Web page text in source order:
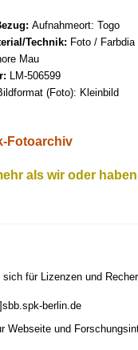
Aufnahmeort: Togo
Technik: Foto / Farbdia
Mau
LM-506599
(Foto): Kleinbild
Fotoarchiv
als wir oder
sich für Lizenzen und
berlin.de
Webseite und